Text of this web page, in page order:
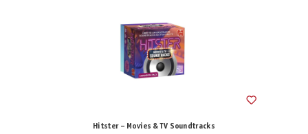
Hitster – Movies & TV Soundtracks